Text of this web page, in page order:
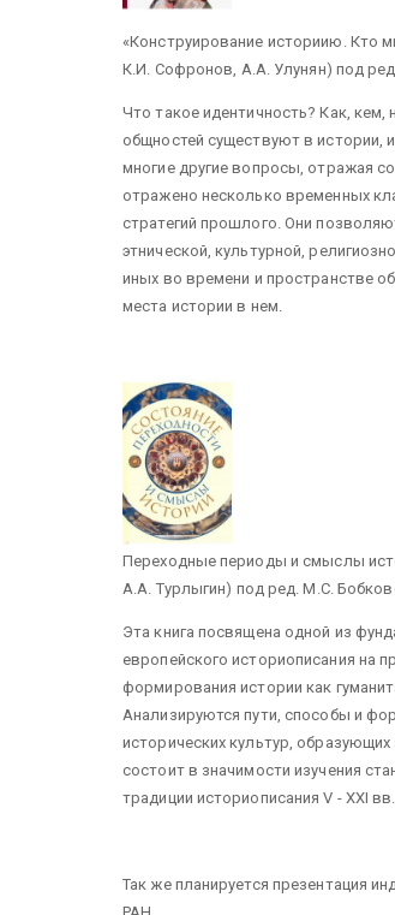
«Конструирование историию. Кто
К.И. Софронов, А.А. Улунян) под
Что такое идентичность? Как,
общностей существуют в истории,
многие другие вопросы, отражая
отражено несколько временных
стратегий прошлого. Они
этнической, культурной,
иных во времени и пространстве
места истории в нем.
Переходные периоды и смыслы
А.А. Турлыгин) под ред. М.С.
Эта книга посвящена одной из
европейского историописания на
формирования истории как
Анализируются пути, способы и
исторических культур,
состоит в значимости изучения
традиции историописания V - XXI вв.
Так же планируется презентация
РАН